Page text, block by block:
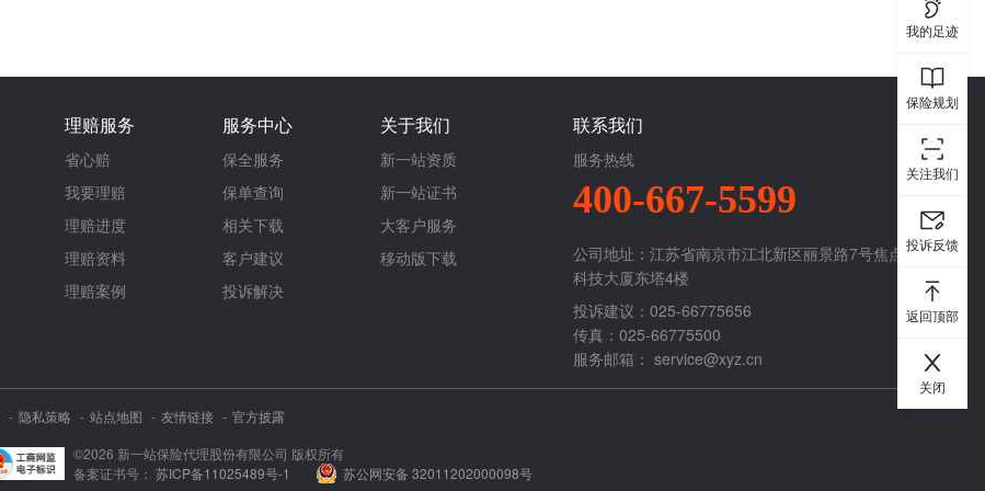
我的足迹
保险规划
关注我们
投诉反馈
返回顶部
关闭
理赔服务
省心赔
我要理赔
理赔进度
理赔资料
理赔案例
服务中心
保全服务
保单查询
相关下载
客户建议
投诉解决
关于我们
新一站资质
新一站证书
大客户服务
移动版下载
联系我们
服务热线
400-667-5599
公司地址：江苏省南京市江北新区丽景路7号焦点
科技大厦东塔4楼
投诉建议：025-66775656
传真：025-66775500
服务邮箱： service@xyz.cn
隐私策略 站点地图 友情链接
官方披露
©2026 新一站保险代理股份有限公司 版权所有
备案证书号： 苏ICP备11025489号-1 苏公网安备 32011202000098号